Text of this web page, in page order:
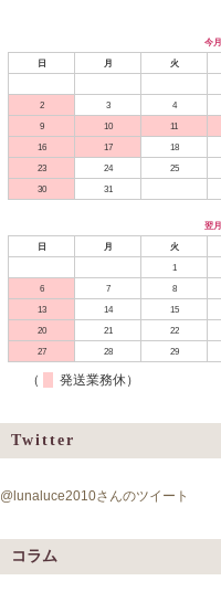
今
日
月 火
2
3 4
9
10 11
16
17 18
23
24 25
30
31
翌
日
月 火
1
6
7 8
13
14 15
20
21 22
27
28 29
（ 発送業務休）
Twitter
@lunaluce2010さんのツイート
コラム